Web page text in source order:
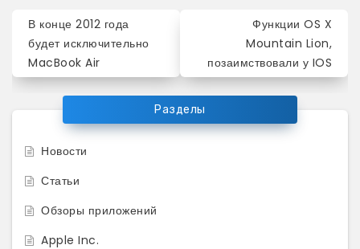
Навигация
по
записям
В конце 2012 года
будет исключительно
MacBook Air
Функции OS X
Mountain Lion,
позаимствовали у IOS
Разделы
Новости
Статьи
Обзоры приложений
Apple Inc.